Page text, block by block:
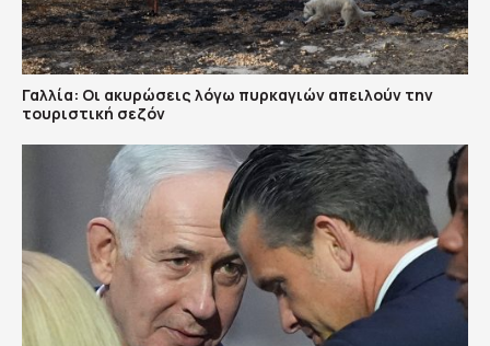
Γαλλία: Οι ακυρώσεις λόγω πυρκαγιών απειλούν την
τουριστική σεζόν